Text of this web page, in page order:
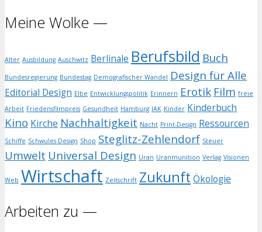
Meine Wolke —
Alter Ausbildung Auschwitz Berlinale Berufsbild Buch
Bundesregierung Bundestag Demografischer Wandel Design für Alle
Editorial Design Elbe Entwicklungspolitik Erinnern Erotik Film freie
Arbeit Friedensfilmpreis Gesundheit Hamburg IAK Kinder Kinderbuch
Kino Kirche Nachhaltigkeit Nacht Print-Design Ressourcen
Schiffe Schwules Design Shop Steglitz-Zehlendorf Steuer
Umwelt Universal Design Uran Uranmunition Verlag Visionen
Web Wirtschaft Zeitschrift Zukunft Ökologie
Arbeiten zu —